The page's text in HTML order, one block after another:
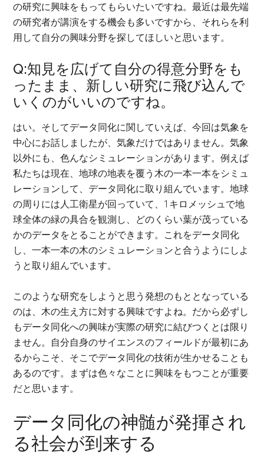
の研究に興味をもってもらいたいですね。最近は最先端
の研究者が講演をする機会も多いですから、それらを利
用して自分の興味分野を探してほしいと思います。
Q:知見を広げて自分の得意分野をも
ったまま、新しい研究に飛び込んで
いくのがいいのですね。
はい。そしてデータ同化に関していえば、今回は気象を
中心にお話しましたが、気象だけではありません。気象
以外にも、色んなシミュレーションがあります。例えば
私たちは現在、地球の地表を覆う木の一本一本をシミュ
レーションして、データ同化に取り組んでいます。地球
の周りには人工衛星が回っていて、1キロメッシュで地
球全体の緑の具合を観測し、どのくらい葉が茂っている
かのデータをとることができます。これをデータ同化
し、一本一本の木のシミュレーションと合うようにしよ
うと取り組んでいます。
このような研究をしようと思う発想のもととなっている
のは、木の生え方に対する興味ですよね。だから必ずし
もデータ同化への興味が実際の研究に結びつくとは限り
ません。自分自身のサイエンスのフィールドが最初にあ
るからこそ、そこでデータ同化の技術が生かせることも
あるのです。まずは色々なことに興味をもつことが重要
だと思います。
データ同化の神髄が発揮され
る社会が到来する